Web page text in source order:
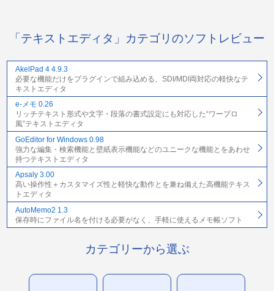
「テキストエディタ」カテゴリのソフトレビュー
AkelPad 4 4.9.3
必要な機能だけをプラグインで組み込める、SDI/MDI両対応の軽快なテ
キストエディタ
e-メモ 0.26
リッチテキスト形式や文字・段落の書式設定にも対応した“ワープロ
風”テキストエディタ
GoEditor for Windows 0.98
強力な編集・検索機能と壁紙表示機能などのユニークな機能とをあわせ
持つテキストエディタ
Apsaly 3.00
高い操作性＋カスタマイズ性と軽快な動作とを兼ね備えた高機能テキス
トエディタ
AutoMemo2 1.3
保存時にファイル名を付ける必要がなく、手軽に使えるメモ帳ソフト
カテゴリーから選ぶ